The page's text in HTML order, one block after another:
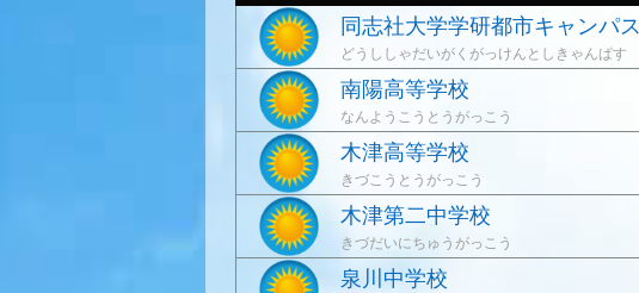
同志社大学学研都市キャンパス
どうししゃだいがくがっけんとしきゃんぱす
南陽高等学校
なんようこうとうがっこう
木津高等学校
きづこうとうがっこう
木津第二中学校
きづだいにちゅうがっこう
泉川中学校